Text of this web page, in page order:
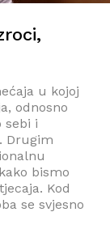
u kojoj
odnosno
sebi i
Drugim
bismo
Kod
se svjesno